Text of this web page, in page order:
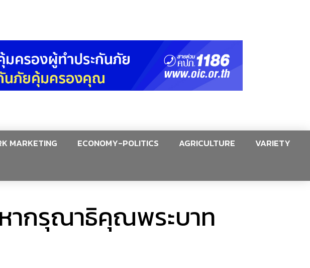
MARKETING ECONOMY-POLITICS AGRICULTURE
VARIETY
ากรุณาธิคุณพระบาท